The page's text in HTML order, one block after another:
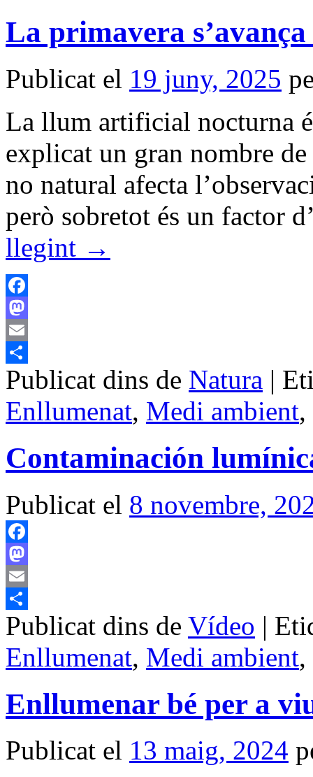
La primavera
Publicat el 19 juny, 2025
La llum artificial nocturna
explicat un gran nombre
no natural afecta
però sobretot és un factor
llegint →
Facebook
Mastodon
Email
Comparteix
Publicat dins de Natura |
Enllumenat, Medi ambient,
Contaminación
Publicat el 8 novembre,
Facebook
Mastodon
Email
Comparteix
Publicat dins de Vídeo |
Enllumenat, Medi ambient,
Enllumenar bé per a
Publicat el 13 maig, 2024